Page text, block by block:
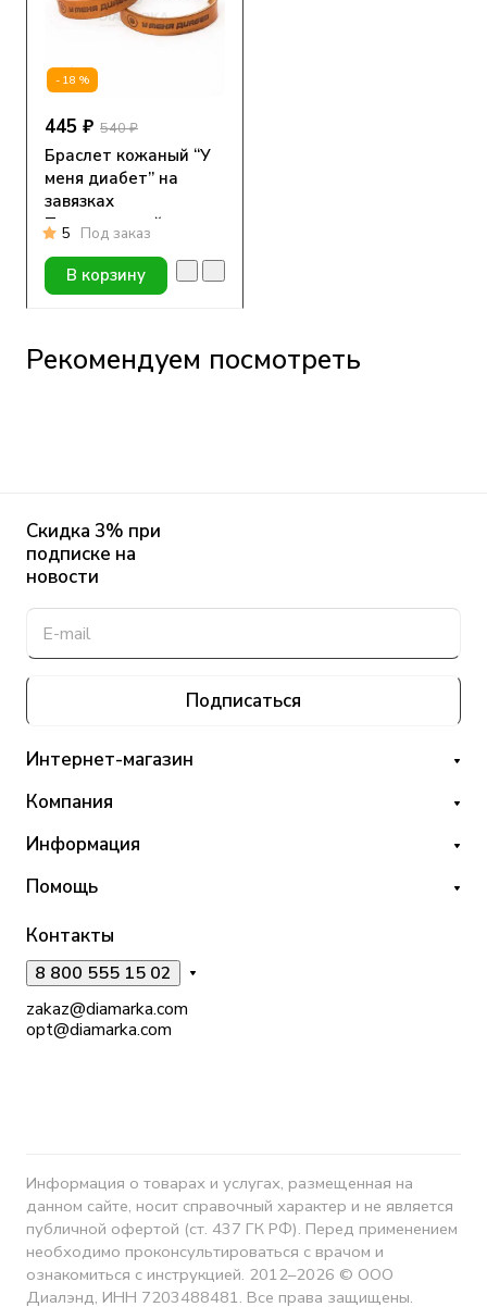
-18%
445 ₽ 540 ₽
Браслет кожаный “У
меня диабет” на
завязках
Подростковый-
Взрослый
5 Под заказ
В корзину
Рекомендуем посмотреть
Скидка 3% при
подписке на
новости
Подписаться
Интернет-магазин
Компания
Информация
Помощь
Контакты
8 800 555 15 02
zakaz@diamarka.com
opt@diamarka.com
Информация о товарах и услугах, размещенная на
данном сайте, носит справочный характер и не является
публичной офертой (ст. 437 ГК РФ). Перед применением
необходимо проконсультироваться с врачом и
ознакомиться с инструкцией. 2012–2026 © ООО
Диалэнд, ИНН 7203488481. Все права защищены.